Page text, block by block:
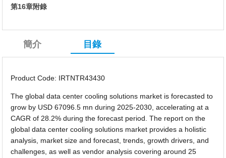
第16章附錄
簡介 目錄
Product Code: IRTNTR43430
The global data center cooling solutions market is forecasted to
grow by USD 67096.5 mn during 2025-2030, accelerating at a
CAGR of 28.2% during the forecast period. The report on the
global data center cooling solutions market provides a holistic
analysis, market size and forecast, trends, growth drivers, and
challenges, as well as vendor analysis covering around 25